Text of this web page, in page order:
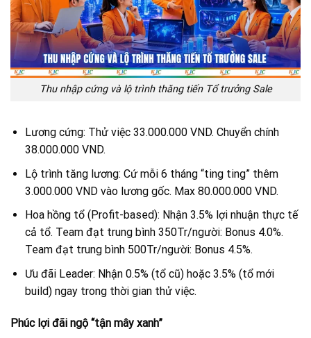
Thu nhập cứng và lộ trình thăng tiến Tổ trưởng Sale
Lương cứng: Thử việc 33.000.000 VND. Chuyển chính
38.000.000 VND.
Lộ trình tăng lương: Cứ mỗi 6 tháng “ting ting” thêm
3.000.000 VND vào lương gốc. Max 80.000.000 VND.
Hoa hồng tổ (Profit-based): Nhận 3.5% lợi nhuận thực tế
cả tổ. Team đạt trung bình 350Tr/người: Bonus 4.0%.
Team đạt trung bình 500Tr/người: Bonus 4.5%.
Ưu đãi Leader: Nhận 0.5% (tổ cũ) hoặc 3.5% (tổ mới
build) ngay trong thời gian thử việc.
Phúc lợi đãi ngộ “tận mây xanh”